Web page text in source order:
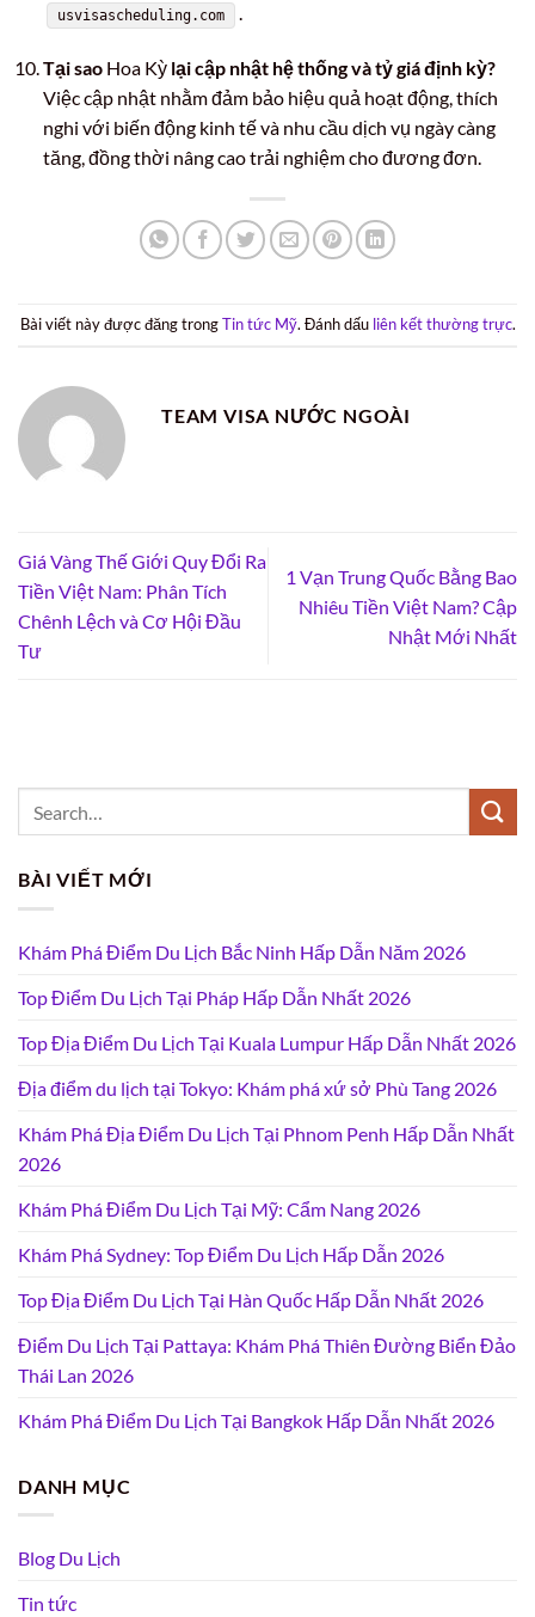
usvisascheduling.com .
Tại sao Hoa Kỳlại cập nhật hệ thống và tỷ giá định kỳ?
Việc cập nhật nhằm đảm bảo hiệu quả hoạt động, thích
nghi với biến động kinh tế và nhu cầu dịch vụ ngày càng
tăng, đồng thời nâng cao trải nghiệm cho đương đơn.
Bài viết này được đăng trongTin tức Mỹ. Đánh dấu liên kết thường trực.
TEAM VISA NƯỚC NGOÀI
Giá Vàng Thế Giới Quy Đổi Ra
Tiền Việt Nam: Phân Tích
Chênh Lệch và Cơ Hội Đầu
Tư
1 Vạn Trung Quốc Bằng Bao
Nhiêu Tiền Việt Nam? Cập
Nhật Mới Nhất
BÀI VIẾT MỚI
Khám Phá Điểm Du Lịch Bắc Ninh Hấp Dẫn Năm 2026
Top Điểm Du Lịch Tại Pháp Hấp Dẫn Nhất 2026
Top Địa Điểm Du Lịch Tại Kuala Lumpur Hấp Dẫn Nhất 2026
Địa điểm du lịch tại Tokyo: Khám phá xứ sở Phù Tang 2026
Khám Phá Địa Điểm Du Lịch Tại Phnom Penh Hấp Dẫn Nhất
2026
Khám Phá Điểm Du Lịch Tại Mỹ: Cẩm Nang 2026
Khám Phá Sydney: Top Điểm Du Lịch Hấp Dẫn 2026
Top Địa Điểm Du Lịch Tại Hàn Quốc Hấp Dẫn Nhất 2026
Điểm Du Lịch Tại Pattaya: Khám Phá Thiên Đường Biển Đảo
Thái Lan 2026
Khám Phá Điểm Du Lịch Tại Bangkok Hấp Dẫn Nhất 2026
DANH MỤC
Blog Du Lịch
Tin tức